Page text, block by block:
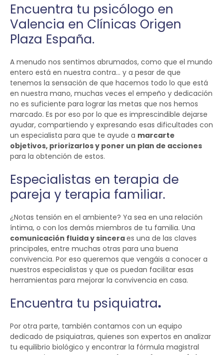
Encuentra tu psicólogo en
Valencia en Clínicas Origen
Plaza España.
A menudo nos sentimos abrumados, como que el mundo
entero está en nuestra contra… y a pesar de que
tenemos la sensación de que hacemos todo lo que está
en nuestra mano, muchas veces el empeño y dedicación
no es suficiente para lograr las metas que nos hemos
marcado. Es por eso por lo que es imprescindible dejarse
ayudar, compartiendo y expresando esas dificultades con
un especialista para que te ayude a marcarte
objetivos, priorizarlos y poner un plan de acciones
para la obtención de estos.
Especialistas en terapia de
pareja y terapia familiar.
¿Notas tensión en el ambiente? Ya sea en una relación
íntima, o con los demás miembros de tu familia. Una
comunicación fluida y sinceraes una de las claves
principales, entre muchas otras para una buena
convivencia. Por eso queremos que vengáis a conocer a
nuestros especialistas y que os puedan facilitar esas
herramientas para mejorar la convivencia en casa.
Encuentra tu psiquiatra.
Por otra parte, también contamos con un equipo
dedicado de psiquiatras, quienes son expertos en analizar
tu equilibrio biológico y encontrar la fórmula magistral